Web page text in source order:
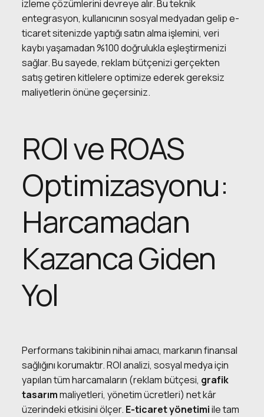
izleme çözümlerini devreye alır. Bu teknik
entegrasyon, kullanıcının sosyal medyadan gelip e-
ticaret sitenizde yaptığı satın alma işlemini, veri
kaybı yaşamadan %100 doğrulukla eşleştirmenizi
sağlar. Bu sayede, reklam bütçenizi gerçekten
satış getiren kitlelere optimize ederek gereksiz
maliyetlerin önüne geçersiniz.
ROI ve ROAS
Optimizasyonu:
Harcamadan
Kazanca Giden
Yol
Performans takibinin nihai amacı, markanın finansal
sağlığını korumaktır. ROI analizi, sosyal medya için
yapılan tüm harcamaların (reklam bütçesi, grafik
tasarımmaliyetleri, yönetim ücretleri) net kâr
üzerindeki etkisini ölçer. E-ticaret yönetimiile tam